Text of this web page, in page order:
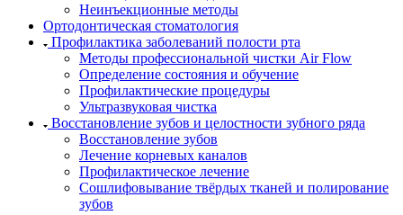
Неинъекционные методы
Ортодонтическая стоматология
Профилактика заболеваний полости рта
Методы профессиональной чистки Air Flow
Определение состояния и обучение
Профилактические процедуры
Ультразвуковая чистка
Восстановление зубов и целостности зубного ряда
Восстановление зубов
Лечение корневых каналов
Профилактическое лечение
Сошлифовывание твёрдых тканей и полирование
зубов